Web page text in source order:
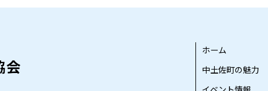
ホーム
中土佐町の魅力